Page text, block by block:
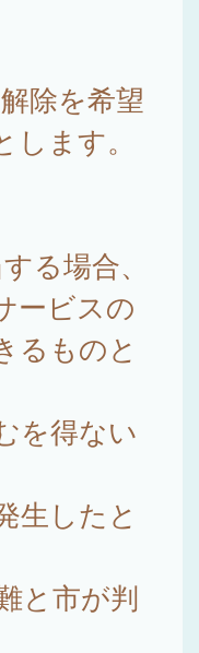
除を希望
ます。
る場合、
ービスの
るものと
を得ない
生したと
と市が判